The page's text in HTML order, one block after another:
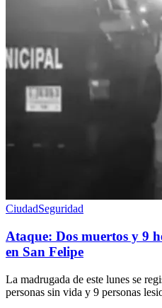
CiudadSeguridad
Ataque: Dos muertos y 9
en San Felipe
La madrugada de este lunes se
personas sin vida y 9 personas